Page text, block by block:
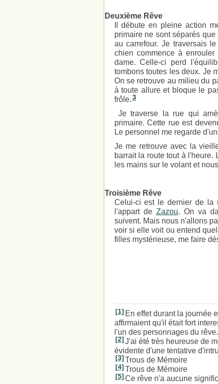
Deuxième Rêve
Il débute en pleine action
primaire ne sont séparés
au carrefour. Je traversais
chien commence à
dame. Celle-ci perd
tombons toutes les deux. Je
On se retrouve au milieu du
à toute allure et bloque le
frôle. 3
Je traverse la rue qui
primaire. Cette rue est
Le personnel me regarde
Je me retrouve avec la
barrait la route tout à l'heure.
les mains sur le volant et
Troisième Rêve
Celui-ci est le dernier de la
l'appart de Zazou. On va
suivent. Mais nous n'allons
voir si elle voit ou entend
filles mystérieuse, me faire
[1] En effet durant la journée
affirmaient qu'il était fort
l'un des personnages du rêve.
[2] J'ai été très heureuse de
évidente d'une tentative
[3] Trous de Mémoire
[4] Trous de Mémoire
[5] Ce rêve n'a aucune